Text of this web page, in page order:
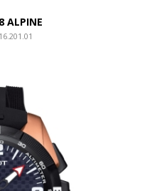
ALPINE